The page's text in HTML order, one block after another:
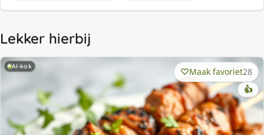
Lekker hierbij
AI-kok Maak favoriet28
👍